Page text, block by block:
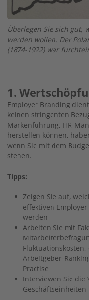
Überlegen Sie sich gut,
werden wollen. Der
(1874-1922) war
1.
Employer Branding
keinen stringenten
Markenführung, HR-
herstellen können,
wenn Sie mit dem
stehen.
Tipps:
Zeigen Sie auf,
effektiven
werden
Arbeiten Sie mit
Arbeitgeber-
Practise
Interviewen Sie die
Geschäftseinheiten